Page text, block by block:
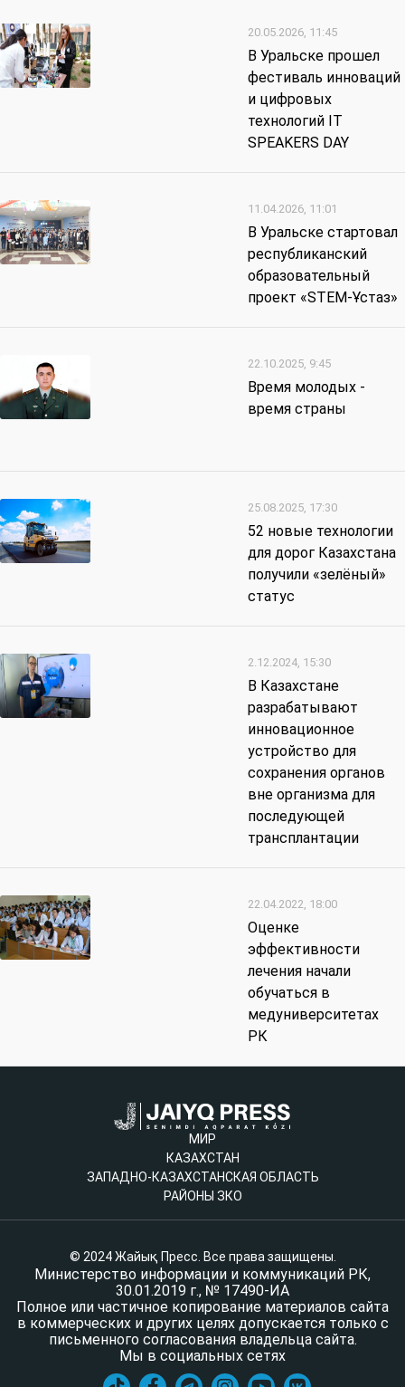
20.05.2026, 11:45
В Уральске прошел
фестиваль инноваций
и цифровых
технологий IT
SPEAKERS DAY
11.04.2026, 11:01
В Уральске стартовал
республиканский
образовательный
проект «STEM-Ұстаз»
22.10.2025, 9:45
Время молодых -
время страны
25.08.2025, 17:30
52 новые технологии
для дорог Казахстана
получили «зелёный»
статус
2.12.2024, 15:30
В Казахстане
разрабатывают
инновационное
устройство для
сохранения органов
вне организма для
последующей
трансплантации
22.04.2022, 18:00
Оценке
эффективности
лечения начали
обучаться в
медуниверситетах
РК
МИР
КАЗАХСТАН
ЗАПАДНО-КАЗАХСТАНСКАЯ ОБЛАСТЬ
РАЙОНЫ ЗКО
© 2024 Жайық Пресс. Все права защищены.
Министерство информации и коммуникаций РК,
30.01.2019 г., № 17490-ИА
Полное или частичное копирование материалов сайта
в коммерческих и других целях допускается только с
письменного согласования владельца сайта.
Мы в социальных сетях